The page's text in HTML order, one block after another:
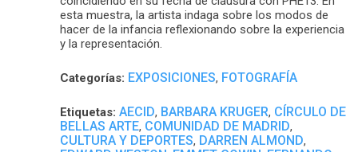
esta muestra, la artista indaga sobre los modos de
hacer de la infancia reflexionando sobre la experiencia
y la representación.
Categorías: EXPOSICIONES, FOTOGRAFÍA
Etiquetas: AECID, BARBARA KRUGER, CÍRCULO DE
BELLAS ARTE, COMUNIDAD DE MADRID,
CULTURA Y DEPORTES, DARREN ALMOND,